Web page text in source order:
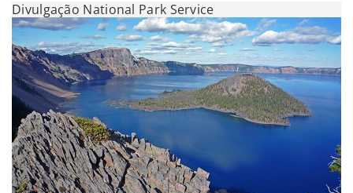
Divulgação National Park Service